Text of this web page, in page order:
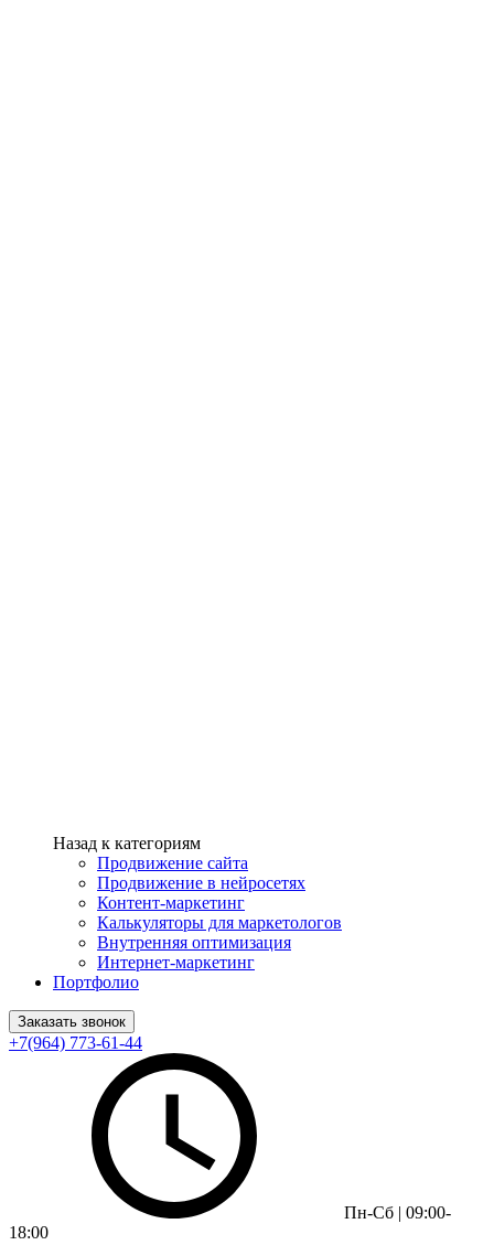
Назад к категориям
Продвижение сайта
Продвижение в нейросетях
Контент-маркетинг
Калькуляторы для маркетологов
Внутренняя оптимизация
Интернет-маркетинг
Портфолио
Заказать звонок
+7(964) 773-61-44
Пн-Сб | 09:00-
18:00